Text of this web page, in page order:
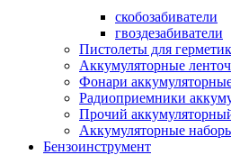
скобозабиватели
гвоздезабиватели
Пистолеты для
Аккумуляторные
Фонари
Радиоприемники
Прочий
Аккумуляторные
Бензоинструмент